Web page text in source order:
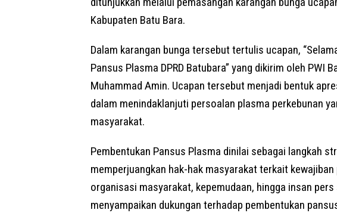
Kabupaten Batu Bara.
Dalam karangan bunga tersebut tertulis ucapan,
Pansus Plasma DPRD Batubara” yang dikirim oleh PWI
Muhammad Amin. Ucapan tersebut menjadi bentuk
dalam menindaklanjuti persoalan plasma perkebunan
masyarakat.
Pembentukan Pansus Plasma dinilai sebagai langkah
memperjuangkan hak-hak masyarakat terkait
organisasi masyarakat, kepemudaan, hingga insan
menyampaikan dukungan terhadap pembentukan